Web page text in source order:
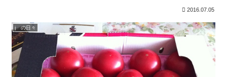
2016.07.05
j の日々